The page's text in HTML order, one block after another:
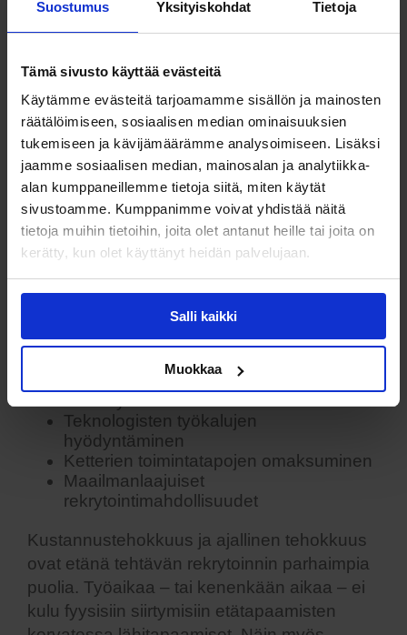
Suostumus Yksityiskohdat Tietoja
Tämä sivusto käyttää evästeitä
Käytämme evästeitä tarjoamamme sisällön ja mainosten
räätälöimiseen, sosiaalisen median ominaisuuksien
tukemiseen ja kävijämäärämme analysoimiseen. Lisäksi
jaamme sosiaalisen median, mainosalan ja analytiikka-
alan kumppaneillemme tietoja siitä, miten käytät
sivustoamme. Kumppanimme voivat yhdistää näitä
tietoja muihin tietoihin, joita olet antanut heille tai joita on
kerätty, kun olet käyttänyt heidän palvelujaan.
Salli kaikki
Muokkaa
vahvuudet ja sudenkuopat?
Etänä tehtävässä rekrytoinnissa on
perinteisen rekrytoinnin mukaisesti omat
vahvuutensa ja sudenkuoppansa.
Etärekrytoinnin vahvuuksia ovat muun
Kustannustehokkuus ja ajallinen
tehokkuus
Rekrytointiprosessin nopeus alusta
Teknologisten työkalujen
hyödyntäminen
Ketterien toimintatapojen omaksuminen
Maailmanlaajuiset
rekrytointimahdollisuudet
Kustannustehokkuus ja ajallinen tehokkuus
ovat etänä tehtävän rekrytoinnin parhaimpia
puolia. Työaikaa – tai kenenkään aikaa – ei
kulu fyysisiin siirtymisiin etätapaamisten